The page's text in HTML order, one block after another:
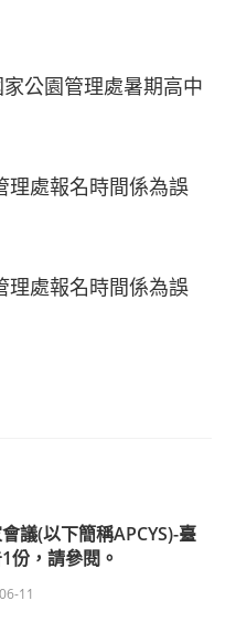
公園管理處暑期高中
理處報名時間係為誤
理處報名時間係為誤
議(以下簡稱APCYS)-臺
份，請參閱。
11